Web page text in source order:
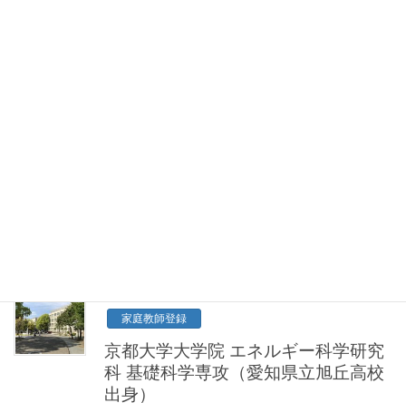
家庭教師登録
京都大学大学院 エネルギー科学研究
科 基礎科学専攻（愛知県立旭丘高校
出身）